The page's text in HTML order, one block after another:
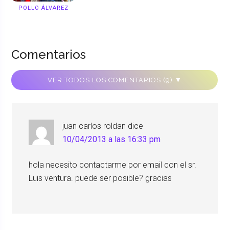
POLLO ÁLVAREZ
Comentarios
VER TODOS LOS COMENTARIOS (9) ▼
juan carlos roldan dice
10/04/2013 a las 16:33 pm
hola necesito contactarme por email con el sr.
Luis ventura. puede ser posible? gracias